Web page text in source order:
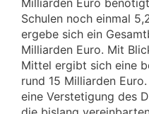
Milliarden Euro
Schulen noch einmal
ergebe sich ein
Milliarden Euro. Mit
Mittel ergibt sich eine
rund 15 Milliarden
eine Verstetigung des